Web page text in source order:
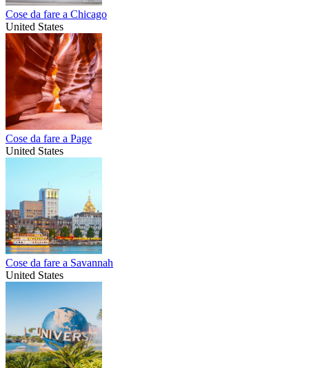
Cose da fare a Chicago
United States
Cose da fare a Page
United States
Cose da fare a Savannah
United States